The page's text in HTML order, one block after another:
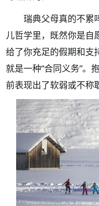
瑞典父母真的不累
儿哲学里，既然你是自
给了你充足的假期和支
就是一种“合同义务”。
前表现出了软弱或不称